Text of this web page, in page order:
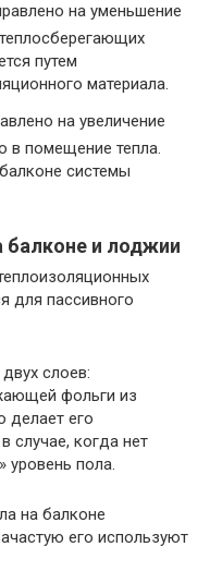
на уменьшение
путем
материала.
на увеличение
в помещение тепла.
системы
балконе и лоджии
для пассивного
слоев:
фольги из
делает его
случае, когда нет
уровень пола.
на балконе
его используют